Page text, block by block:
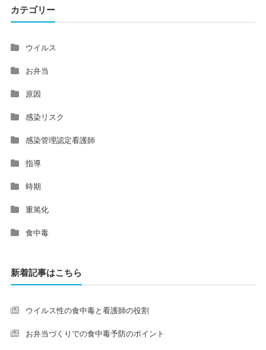
カテゴリー
ウイルス
お弁当
原因
感染リスク
感染管理認定看護師
指導
時期
重篤化
食中毒
新着記事はこちら
ウイルス性の食中毒と看護師の役割
お弁当づくりでの食中毒予防のポイント